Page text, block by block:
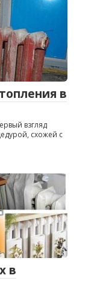
в
взгляд
схожей с
в